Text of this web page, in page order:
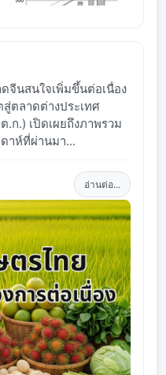
จีนสนใจเพิ่มขึ้นต่อเนื่อง
ตลาดต่างประเทศ
.ก.) เปิดเผยถึงภาพรวม
าห์ที่ผ่านมา...
อ่านต่อ...